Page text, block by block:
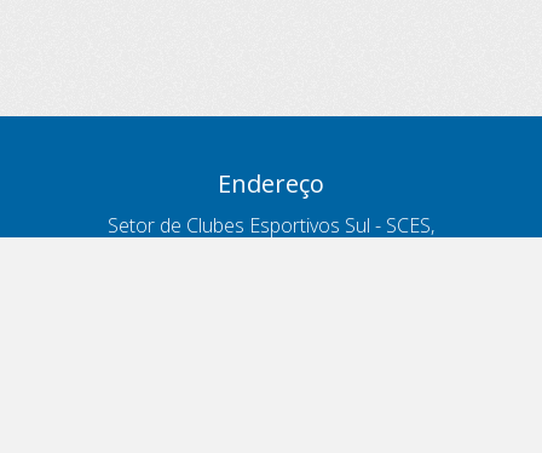
Endereço
Setor de Clubes Esportivos Sul - SCES,